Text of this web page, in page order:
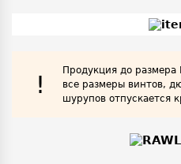
!
Продукция до
все размеры винтов,
шурупов отпускается